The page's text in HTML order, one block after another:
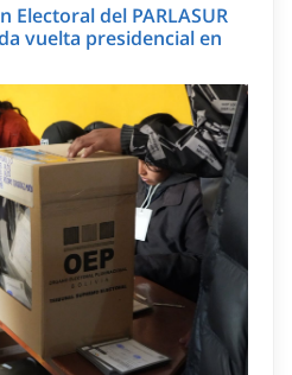
Electoral del PARLASUR
vuelta presidencial en